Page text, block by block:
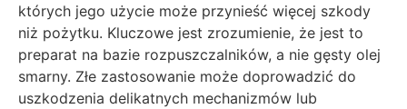
których jego użycie może przynieść więcej szkody
niż pożytku. Kluczowe jest zrozumienie, że jest to
preparat na bazie rozpuszczalników, a nie gęsty olej
smarny. Złe zastosowanie może doprowadzić do
uszkodzenia delikatnych mechanizmów lub